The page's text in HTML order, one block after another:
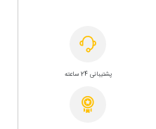
پشتیبانی 24 ساعته